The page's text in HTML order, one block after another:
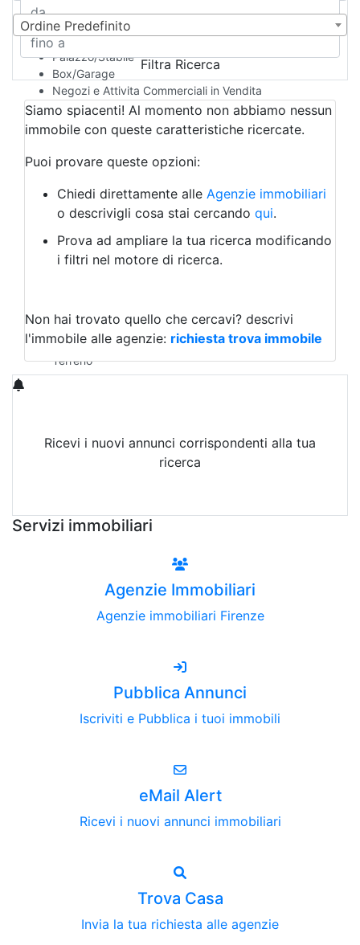
Camera d'Albergo
Multiproprietà
Palazzo/Stabile
Box/Garage
Negozi e Attivita Commerciali in Vendita
Qualsiasi
Attività/Licenza Commerciale
Azienda Agricola
Bar/Ristorante
Albergo
Laboratorio Artigianale
Negozio/locale commerciale
Agriturismo
Magazzini
Qualsiasi
Terreno edificabile
Terreno
Ordine Predefinito
Filtra Ricerca
Siamo spiacenti! Al momento non abbiamo nessun
immobile con queste caratteristiche ricercate.
Puoi provare queste opzioni:
Chiedi direttamente alle Agenzie immobiliari
o descrivigli cosa stai cercando qui.
Prova ad ampliare la tua ricerca modificando
i filtri nel motore di ricerca.
Non hai trovato quello che cercavi? descrivi
l'immobile alle agenzie: richiesta trova immobile
Ricevi i nuovi annunci corrispondenti alla tua
ricerca
Servizi immobiliari
Agenzie Immobiliari
Agenzie immobiliari Firenze
Pubblica Annunci
Iscriviti e Pubblica i tuoi immobili
eMail Alert
Ricevi i nuovi annunci immobiliari
Trova Casa
Invia la tua richiesta alle agenzie